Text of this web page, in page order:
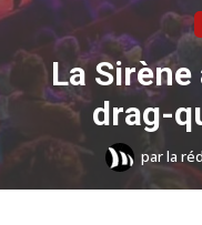
La
drag-
parla